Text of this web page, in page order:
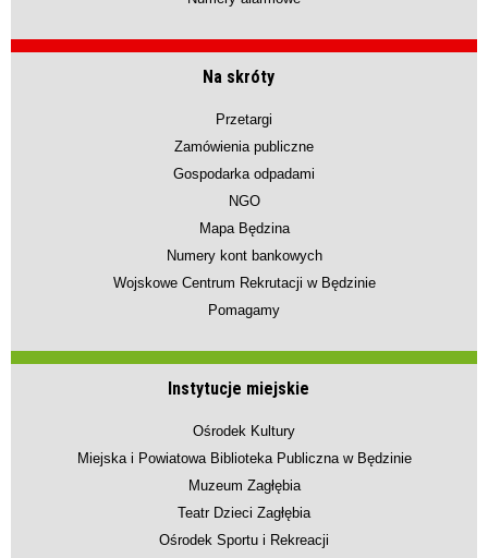
Na skróty
Przetargi
Zamówienia publiczne
Gospodarka odpadami
NGO
Mapa Będzina
Numery kont bankowych
Wojskowe Centrum Rekrutacji w Będzinie
Pomagamy
Instytucje miejskie
Ośrodek Kultury
Miejska i Powiatowa Biblioteka Publiczna w Będzinie
Muzeum Zagłębia
Teatr Dzieci Zagłębia
Ośrodek Sportu i Rekreacji